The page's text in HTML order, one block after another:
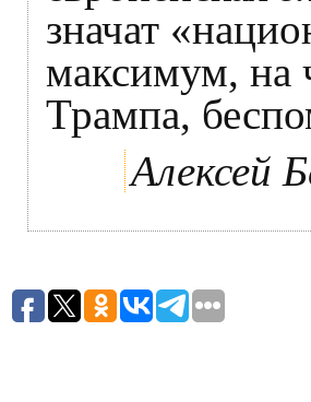
значат
максимум, на
Трампа,
Алексей